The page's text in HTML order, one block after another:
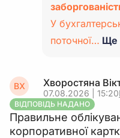
У
поточної… Ще
ВХ Хворостяна
07.08.2026 | 15:20
ВІДПОВІДЬ НАДАНО
Правильне
корпоративної